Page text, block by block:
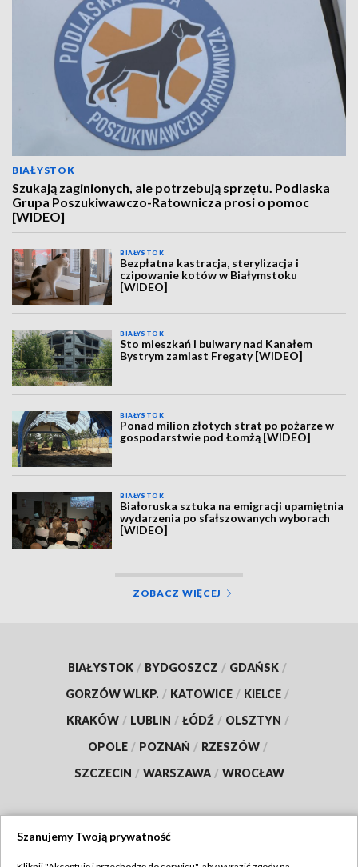
BIAŁYSTOK
Szukają zaginionych, ale potrzebują sprzętu. Podlaska
Grupa Poszukiwawczo-Ratownicza prosi o pomoc
[WIDEO]
BIAŁYSTOK
Bezpłatna kastracja, sterylizacja i
czipowanie kotów w Białymstoku
[WIDEO]
BIAŁYSTOK
Sto mieszkań i bulwary nad Kanałem
Bystrym zamiast Fregaty [WIDEO]
BIAŁYSTOK
Ponad milion złotych strat po pożarze w
gospodarstwie pod Łomżą [WIDEO]
BIAŁYSTOK
Białoruska sztuka na emigracji upamiętnia
wydarzenia po sfałszowanych wyborach
[WIDEO]
ZOBACZ WIĘCEJ
BIAŁYSTOK / BYDGOSZCZ / GDAŃSK /
GORZÓW WLKP. / KATOWICE / KIELCE /
KRAKÓW / LUBLIN / ŁÓDŹ / OLSZTYN /
OPOLE / POZNAŃ / RZESZÓW /
SZCZECIN / WARSZAWA / WROCŁAW
Szanujemy Twoją prywatność